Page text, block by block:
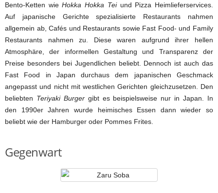
Bento-Ketten wieHokka Hokka Teiund Pizza Heimlieferservices.
Auf japanische Gerichte spezialisierte Restaurants nahmen
allgemein ab, Cafés und Restaurants sowie Fast Food- und Family
Restaurants nahmen zu. Diese waren aufgrund ihrer hellen
Atmosphäre, der informellen Gestaltung und Transparenz der
Preise besonders bei Jugendlichen beliebt. Dennoch ist auch das
Fast Food in Japan durchaus dem japanischen Geschmack
angepasst und nicht mit westlichen Gerichten gleichzusetzen. Den
beliebten Teriyaki Burgergibt es beispielsweise nur in Japan. In
den 1990er Jahren wurde heimisches Essen dann wieder so
beliebt wie der Hamburger oder Pommes Frites.
Gegenwart